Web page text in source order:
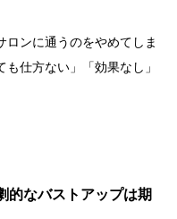
ロンに通うのをやめてしま
仕方ない」「効果なし」
なバストアップは期